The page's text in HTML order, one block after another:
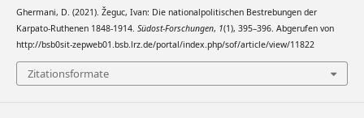
Ghermani, D. (2021). Žeguc, Ivan: Die nationalpolitischen Bestrebungen der
Karpato-Ruthenen 1848-1914. Südost-Forschungen, 1(1), 395–396. Abgerufen von
http://bsb0sit-zepweb01.bsb.lrz.de/portal/index.php/sof/article/view/11822
Zitationsformate